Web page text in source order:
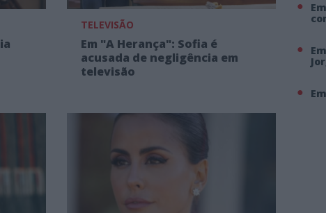
TELEVISÃO
Em "A Herança": Sofia é
acusada de negligência em
televisão